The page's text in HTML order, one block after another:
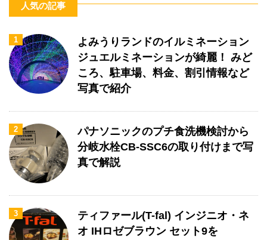
人気の記事
1
よみうりランドのイルミネーション
ジュエルミネーションが綺麗！ みど
ころ、駐車場、料金、割引情報など
写真で紹介
2
パナソニックのプチ食洗機検討から
分岐水栓CB-SSC6の取り付けまで写
真で解説
3
ティファール(T-fal) インジニオ・ネ
オ IHロゼブラウン セット9を